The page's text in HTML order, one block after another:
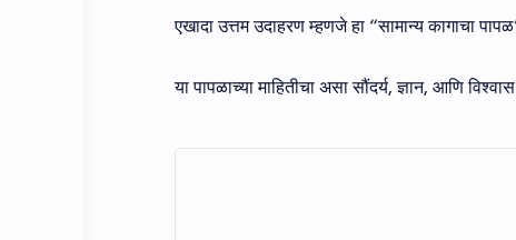
एखादा उत्तम उदाहरण म्हणजे हा “सामान्य कागाचा
या पापळाच्या माहितीचा असा सौंदर्य, ज्ञान, आणि